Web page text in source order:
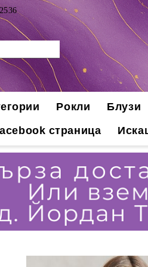
Рокли
Блузи
страница